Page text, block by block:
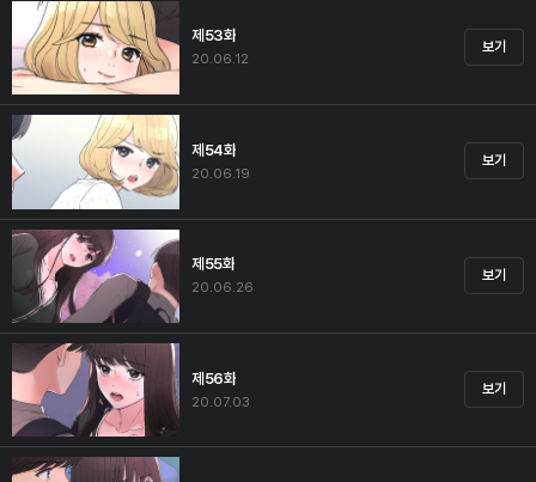
제53화
20.06.12
보기
제54화
20.06.19
보기
제55화
20.06.26
보기
제56화
20.07.03
보기